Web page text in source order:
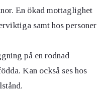
En ökad mottaglighet
samt hos personer
på en rodnad
Kan också ses hos